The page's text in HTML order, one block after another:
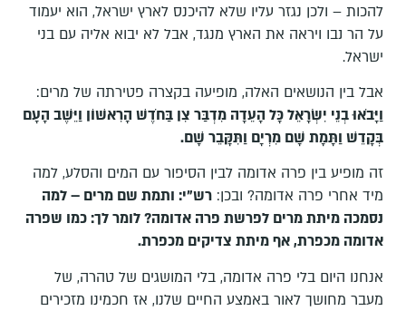
להכות – ולכן נגזר עליו שלא להיכנס לארץ ישראל, הוא יעמוד
על הר נבו ויראה את הארץ מנגד, אבל לא יבוא אליה עם בני
ישראל.
אבל בין הנושאים האלה, מופיעה בקצרה פטירתה של מרים:
וַיָּבֹאוּ בְנֵי יִשְׂרָאֵל כָּל הָעֵדָה מִדְבַּר צִן בַּחֹדֶשׁ הָרִאשׁוֹן וַיֵּשֶׁב הָעָם
בְּקָדֵשׁ וַתָּמָת שָׁם מִרְיָם וַתִּקָּבֵר שָׁם.
זה מופיע בין פרה אדומה לבין הסיפור עם המים והסלע, למה
מיד אחרי פרה אדומה? ובכן: רש"י: ותמת שם מרים – למה
נסמכה מיתת מרים לפרשת פרה אדומה? לומר לך: כמו שפרה
אדומה מכפרת, אף מיתת צדיקים מכפרת.
אנחנו היום בלי פרה אדומה, בלי המושגים של טהרה, של
מעבר מחושך לאור באמצע החיים שלנו, אז חכמינו מזכירים